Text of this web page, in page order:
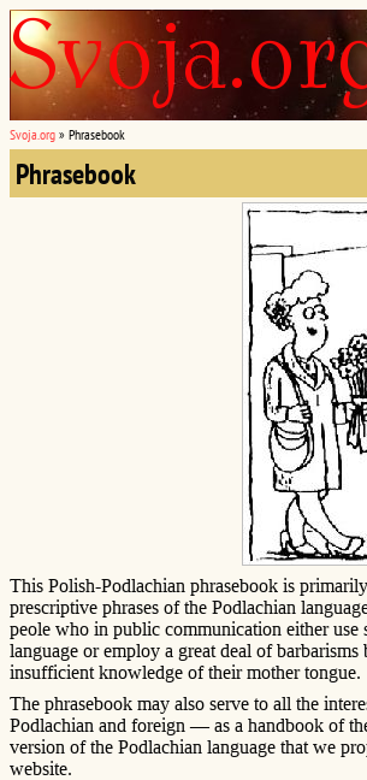
Svoja.org » Phrasebook
Phrasebook
This Polish-Podlachian phrasebook is
prescriptive phrases of the Podlachian
peole who in public communication either use
language or employ a great deal of barbarisms
insufficient knowledge of their mother tongue.
The phrasebook may also serve to all the
Podlachian and foreign — as a handbook of
version of the Podlachian language that we
website.